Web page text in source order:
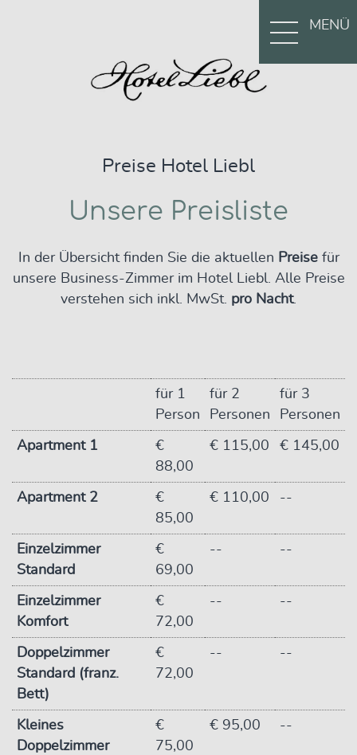
MENÜ
Preise Hotel Liebl
Unsere Preisliste
In der Übersicht finden Sie die aktuellen Preise für
unsere Business-Zimmer im Hotel Liebl. Alle Preise
verstehen sich inkl. MwSt. pro Nacht.
für 1
Person
für 2
Personen
für 3
Personen
Apartment 1
€
88,00
€ 115,00 € 145,00
Apartment 2
€
85,00
€ 110,00 --
Einzelzimmer
Standard
€
69,00
-- --
Einzelzimmer
Komfort
€
72,00
-- --
Doppelzimmer
Standard (franz.
Bett)
€
72,00
-- --
Kleines
Doppelzimmer
€
75,00
€ 95,00 --